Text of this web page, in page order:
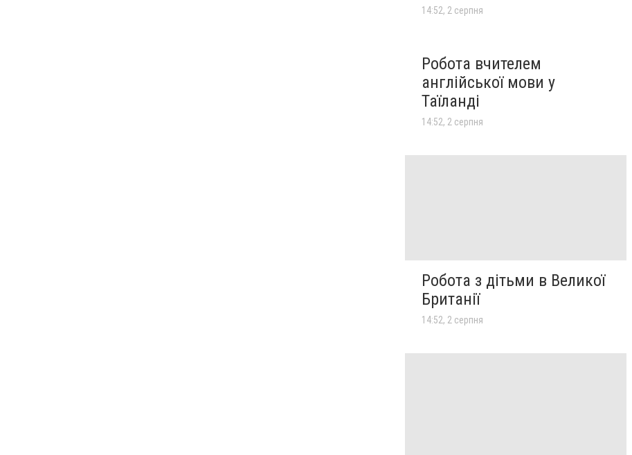
14:52, 2 серпня
Робота вчителем
англійської мови у
Таїланді
14:52, 2 серпня
Робота з дітьми в Великої
Британії
14:52, 2 серпня